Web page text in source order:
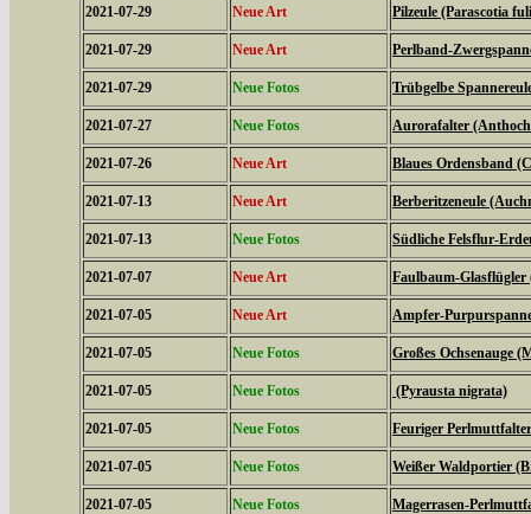
2021-07-29 Neue Art Pilzeule (Parascotia
2021-07-29 Neue Art Perlband-
2021-07-29 Neue Fotos Trübgelbe
2021-07-27 Neue Fotos Aurorafalter
2021-07-26 Neue Art Blaues Ordensband
2021-07-13 Neue Art Berberitzeneule
2021-07-13 Neue Fotos Südliche Felsflur-
2021-07-07 Neue Art Faulbaum-
2021-07-05 Neue Art Ampfer-
2021-07-05 Neue Fotos Großes Ochsenauge
2021-07-05 Neue Fotos (Pyrausta nigrata)
2021-07-05 Neue Fotos Feuriger
2021-07-05 Neue Fotos Weißer Waldportier
2021-07-05 Neue Fotos Magerrasen-